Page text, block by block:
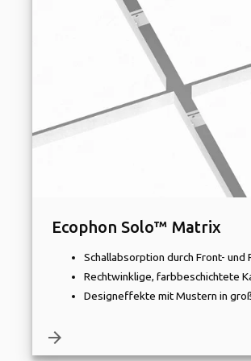
Ecophon Solo™ Matrix
Schallabsorption durch Front- und
Rechtwinklige, farbbeschichtete
Designeffekte mit Mustern in
arrow_forward